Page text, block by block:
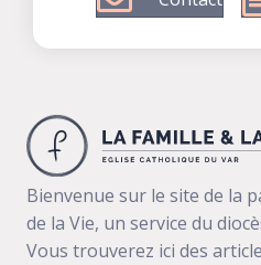
Bienvenue sur le site de la
de la Vie, un service du
Vous trouverez ici des